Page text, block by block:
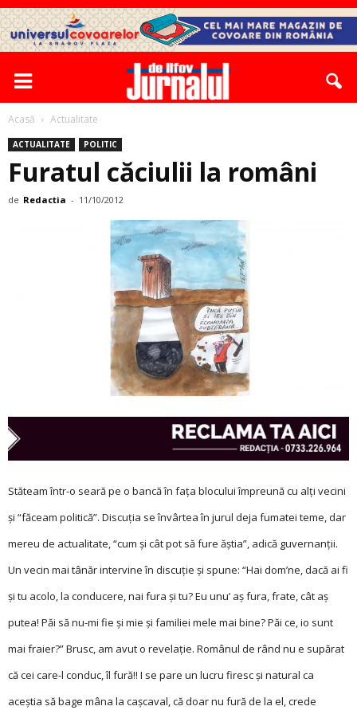
Acasă Actualitate
ACTUALITATE POLITIC
Furatul căciulii la români
de Redactia - 11/10/2012
Stăteam într-o seară pe o bancă în fața blocului împreună cu alți vecini
și “făceam politică”. Discuția se învârtea în jurul deja fumatei teme, dar
mereu de actualitate, “cum și cât pot să fure ăștia”, adică guvernanții.
Un vecin mai tânăr intervine în discuție și spune: “Hai dom’ne, dacă ai fi
și tu acolo, la conducere, n­ai fura și tu? Eu unu’ aș fura, frate, cât aș
putea! Păi să nu-mi fie și mie și familiei mele mai bine? Păi ce, io sunt
mai fraier?” Brusc, am avut o revelație. Românul de rând nu e supărat
că cei care-l conduc, îl fură!! I se pare un lucru firesc și natural ca
aceștia să bage mâna la cașcaval, că doar nu fură de la el, crede